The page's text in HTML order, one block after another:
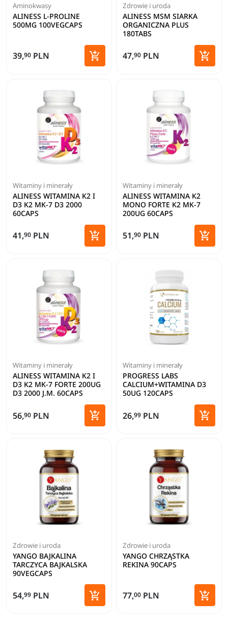
Aminokwasy
ALINESS L-PROLINE
500MG 100VEGCAPS
39,90 PLN 
Dodaj do koszyka
Zdrowie i uroda
ALINESS MSM SIARKA
ORGANICZNA PLUS
180TABS
47,90 PLN 
Dodaj
Witaminy i minerały
ALINESS WITAMINA K2 I
D3 K2 MK-7 D3 2000
60CAPS
41,90 PLN 
Dodaj do koszyka
Witaminy i minerały
ALINESS WITAMINA K2
MONO FORTE K2 MK-7
200UG 60CAPS
51,90 PLN 
Dodaj
Witaminy i minerały
ALINESS WITAMINA K2 I
D3 K2 MK-7 FORTE 200UG
D3 2000 J.M. 60CAPS
56,90 PLN 
Dodaj do koszyka
Witaminy i minerały
PROGRESS LABS
CALCIUM+WITAMINA D3
50UG 120CAPS
26,99 PLN 
Dodaj
Zdrowie i uroda
YANGO BAJKALINA
TARCZYCA BAJKALSKA
90VEGCAPS
54,99 PLN 
Dodaj do koszyka
Zdrowie i uroda
YANGO CHRZĄSTKA
REKINA 90CAPS
77,00 PLN 
Dodaj